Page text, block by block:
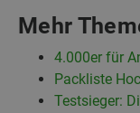
Mehr
4.000er für
Packliste
Testsieger: